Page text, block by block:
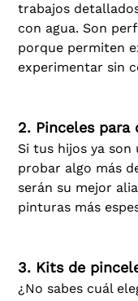
trabajos
con agua. Son
porque permiten
experimentar sin
2. Pinceles para
Si tus hijos ya son
probar algo más
serán su mejor
pinturas más
3. Kits de
¿No sabes cuál